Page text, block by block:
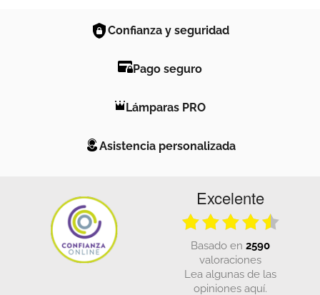
Confianza y seguridad
Pago seguro
Lámparas PRO
Asistencia personalizada
Excelente
basado en 2590
valoraciones
Lea algunas de las
opiniones aquí.